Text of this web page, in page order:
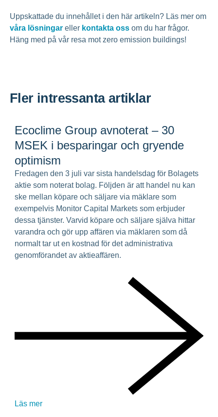
Uppskattade du innehållet i den här artikeln? Läs mer om
våra lösningar eller kontakta oss om du har frågor.
Häng med på vår resa mot zero emission buildings!
Fler intressanta artiklar
Ecoclime Group avnoterat – 30
MSEK i besparingar och gryende
optimism
Fredagen den 3 juli var sista handelsdag för Bolagets
aktie som noterat bolag. Följden är att handel nu kan
ske mellan köpare och säljare via mäklare som
exempelvis Monitor Capital Markets som erbjuder
dessa tjänster. Varvid köpare och säljare själva hittar
varandra och gör upp affären via mäklaren som då
normalt tar ut en kostnad för det administrativa
genomförandet av aktieaffären.
Läs mer